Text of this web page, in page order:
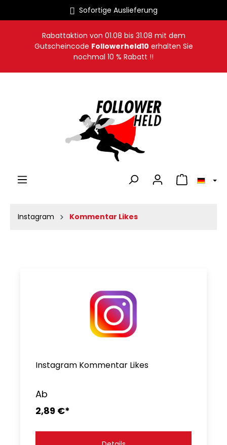
Sofortige Auslieferung
Rabattaktion von 01.08 bis 31.08 mit dem
Gutscheincode Followerheld10 erhalten Sie
nochmal 10 % Rabatt !!
Warenkorb
Instagram Kommentar Likes
Instagram Kommentar Likes
Ab
2,89 €*